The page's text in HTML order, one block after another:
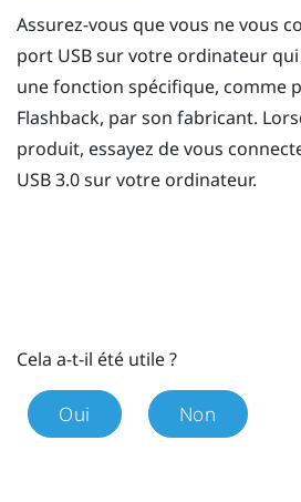
Assurez-vous que vous ne vous
port USB sur votre ordinateur
une fonction spécifique, comme
Flashback, par son fabricant.
produit, essayez de vous
USB 3.0 sur votre ordinateur.
Cela a-t-il été utile ?
Oui Non